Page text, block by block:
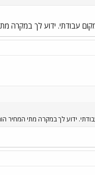
ידוע לך במקרה מתי המחיר הורד מ-
במקרה מתי המחיר הורד מ-219 ש"ח? שוב